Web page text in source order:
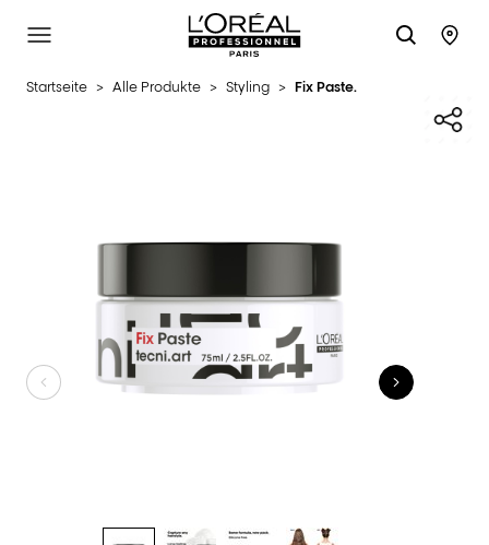
L'Oréal Professionnel Paris
SITE MENU
Startseite > Alle Produkte > Styling > Fix Paste.